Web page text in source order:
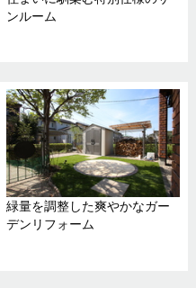
ンルーム
緑量を調整した爽やかなガー
デンリフォーム